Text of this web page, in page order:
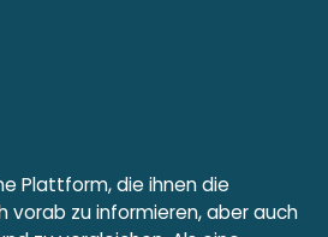
Plattform, die ihnen die
vorab zu informieren, aber auch